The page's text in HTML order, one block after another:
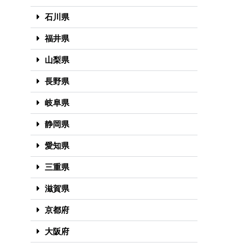
石川県
福井県
山梨県
長野県
岐阜県
静岡県
愛知県
三重県
滋賀県
京都府
大阪府